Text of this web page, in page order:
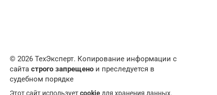
© 2026 ТехЭксперт. Копирование информации с
сайта строго запрещено и преследуется в
судебном порядке
Этот сайт используетcookie для хранения данных.